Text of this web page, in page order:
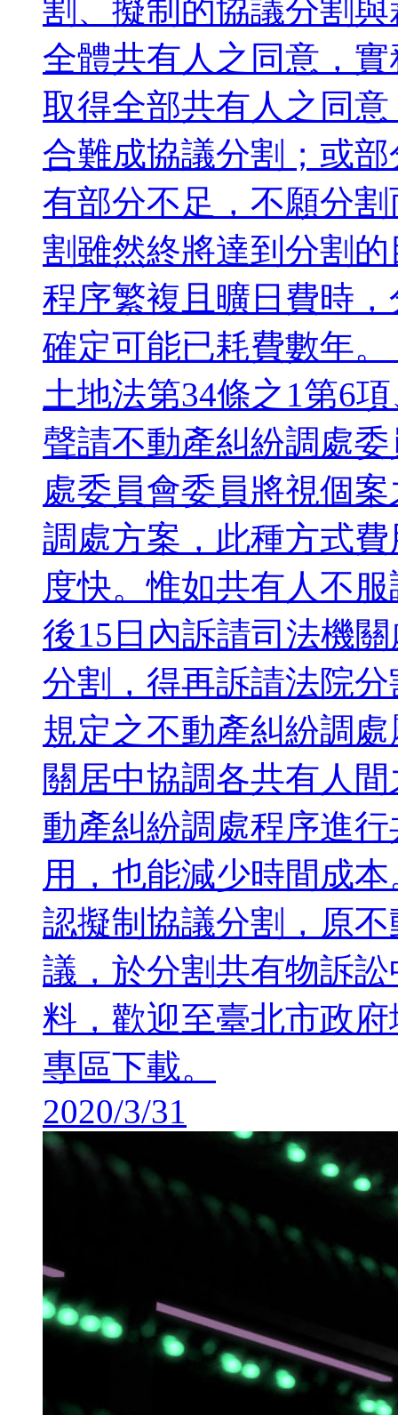
割、擬制的協議分割
全體共有人之同意，
取得全部共有人之同
合難成協議分割；或
有部分不足，不願分
割雖然終將達到分割
程序繁複且曠日費時
確定可能已耗費數年
土地法第34條之1第6
聲請不動產糾紛調處
處委員會委員將視個
調處方案，此種方式
度快。惟如共有人不
後15日內訴請司法機
分割，得再訴請法院
規定之不動產糾紛調
關居中協調各共有人
動產糾紛調處程序進
用，也能減少時間成
認擬制協議分割，原
議，於分割共有物訴
料，歡迎至臺北市政
專區下載。
2020/3/31